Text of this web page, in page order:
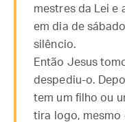
mestres da Lei e
em dia de
silêncio.
Então Jesus
despediu-o.
tem um filho ou
tira logo, mesmo